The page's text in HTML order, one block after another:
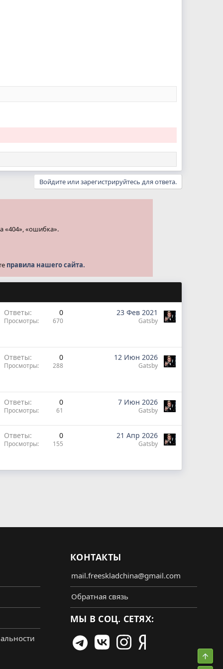
Войдите или зарегистрируйтесь для ответа.
«404», «ошибка».
правила нашего сайта.
Ответы 0
Просмотры 670
23 Фев 2021
Gatsby
Ответы 0
Просмотры 288
12 Июн 2026
Gatsby
Ответы 0
Просмотры 61
7 Июн 2026
Gatsby
Ответы 0
Просмотры 155
21 Апр 2026
Gatsby
КОНТАКТЫ
mail.freeskladchina@gmail.com
Обратная связь
МЫ В СОЦ. СЕТЯХ: